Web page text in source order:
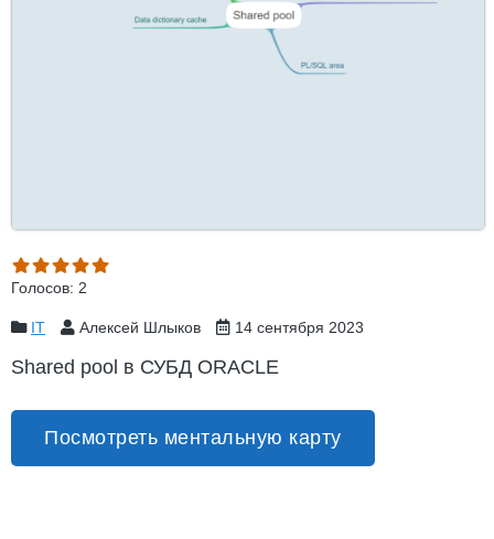
Голосов: 2
IT Алексей Шлыков 14 сентября 2023
Shared pool в СУБД ORACLE
Посмотреть ментальную карту